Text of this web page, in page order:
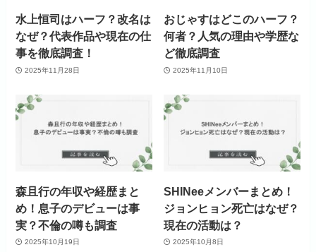
水上恒司はハーフ？改名は
なぜ？代表作品や現在の仕
事を徹底調査！
2025年11月28日
おじゃすはどこのハーフ？
何者？人気の理由や学歴な
ど徹底調査
2025年11月10日
森且行の年収や経歴まと
め！息子のデビューは事
実？不倫の噂も調査
2025年10月19日
SHINeeメンバーまとめ！
ジョンヒョン死亡はなぜ？
現在の活動は？
2025年10月8日